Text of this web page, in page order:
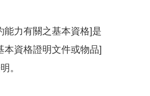
能力有關之基本資格]是
本資格證明文件或物品]
。